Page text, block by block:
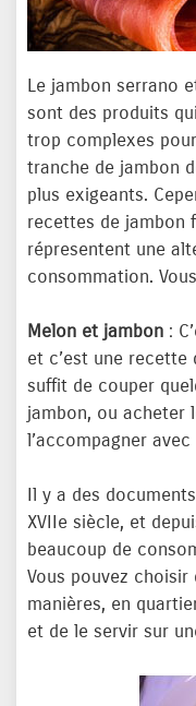
Le jambon serrano
sont des produits
trop complexes
tranche de jambon
plus exigeants.
recettes de jambon
répresentent une
consommation.
Melon et jambon :
et c’est une recette
suffit de couper
jambon, ou acheter
l’accompagner
Il y a des
XVIIe siècle, et
beaucoup de
Vous pouvez
manières, en
et de le servir sur